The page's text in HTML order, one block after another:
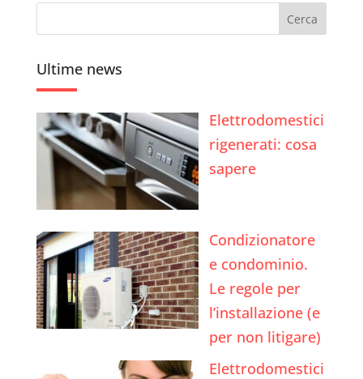
Ultime news
Elettrodomestici
rigenerati: cosa
sapere
Condizionatore
e condominio.
Le regole per
l’installazione (e
per non litigare)
Elettrodomestici